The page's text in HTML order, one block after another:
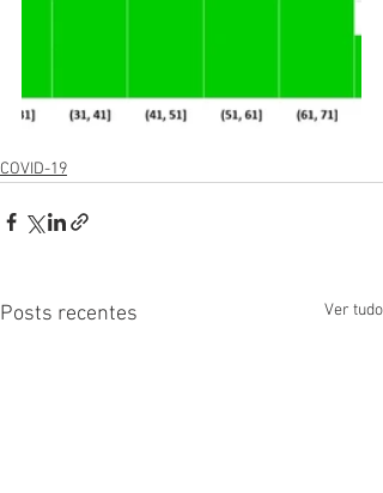
COVID-19
Posts recentes Ver tudo